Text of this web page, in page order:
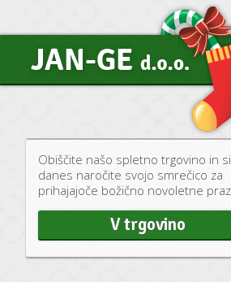
Obiščite našo spletno trgovino in
danes naročite svojo smrečico za
prihajajoče božično novoletne
V trgovino